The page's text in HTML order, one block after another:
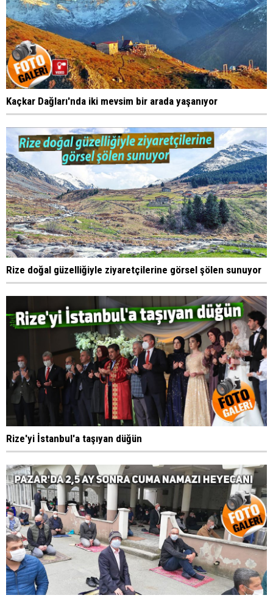
Kaçkar Dağları'nda iki mevsim bir arada yaşanıyor
Rize doğal güzelliğiyle ziyaretçilerine görsel şölen sunuyor
Rize'yi İstanbul'a taşıyan düğün